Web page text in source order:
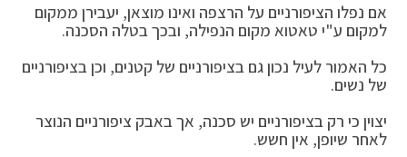
אם נפלו הציפורניים על הרצפה ואינו מוצאן, יעבירן ממקום
למקום ע"י טאטוא מקום הנפילה, ובכך בטלה הסכנה.
כל האמור לעיל נכון גם בציפורניים של קטנים, וכן בציפורניים
של נשים.
יצוין כי רק בציפורניים יש סכנה, אך באבק ציפורניים הנוצר
לאחר שיופן, אין חשש.